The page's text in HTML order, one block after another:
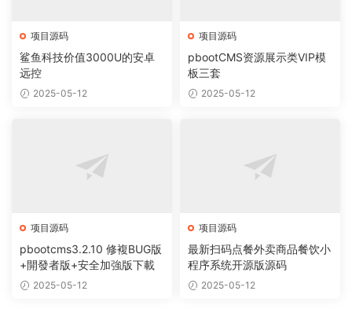
项目源码
鲨鱼科技价值3000U的安卓
远控
2025-05-12
项目源码
pbootCMS资源展示类VIP模
板三套
2025-05-12
项目源码
pbootcms3.2.10 修複BUG版
+開發者版+安全加強版下載
2025-05-12
项目源码
最新扫码点餐外卖商品餐饮小
程序系统开源版源码
2025-05-12